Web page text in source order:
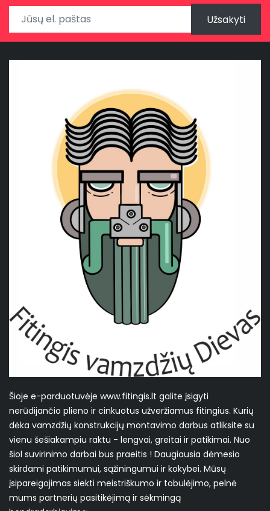
Užsakyti
Šioje e-parduotuvėje www.fitingis.lt galite įsigyti
nerūdijančio plieno ir cinkuotus užveržiamus fitingius. Kurių
dėka vamzdžių konstrukcijų montavimo darbus atliksite su
vienu šešiakampiu raktu - lengvai, greitai ir patikimai. Nuo
šiol suvirinimo darbai bus praeitis ! Daugiausia dėmesio
skirdami patikimumui, sąžiningumui ir kokybei. Mūsų
įsipareigojimas siekti meistriškumo ir tobulėjimo, pelnė
mums partnerių pasitikėjimą ir sėkmingą